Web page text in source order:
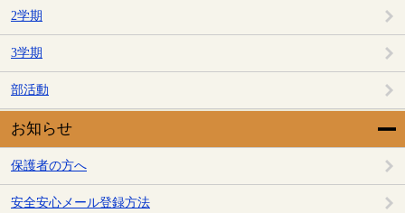
2学期
3学期
部活動
お知らせ
保護者の方へ
安全安心メール登録方法